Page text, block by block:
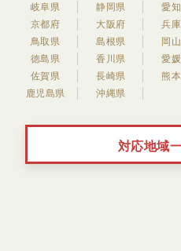
岐阜県
静岡県 愛
京都府
大阪府 兵
鳥取県
島根県 岡
徳島県
香川県 愛
佐賀県
長崎県 熊
鹿児島県
沖縄県
対応地域